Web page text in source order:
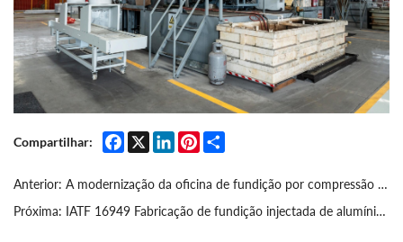
Compartilhar: Facebook
X LinkedInPinterest
Anterior: A modernização da oficina de fundição por compressão foi concluída.
Próxima: IATF 16949 Fabricação de fundição injectada de alumínio automóvel